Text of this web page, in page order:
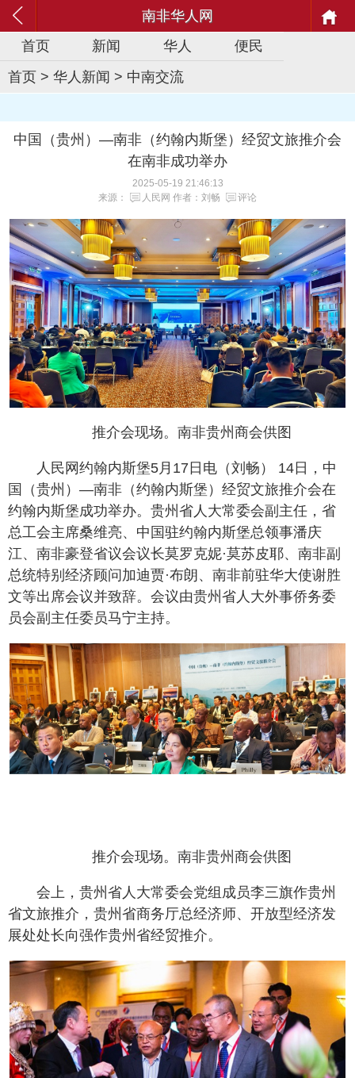
南非华人网
首页
新闻 华人
便民
首页 > 华人新闻 > 中南交流
中国（贵州）—南非（约翰内斯堡）经贸文旅推介会
在南非成功举办
2025-05-19 21:46:13
来源：
人民网 作者：刘畅 评论
推介会现场。南非贵州商会供图
人民网约翰内斯堡5月17日电（刘畅） 14日，中
国（贵州）—南非（约翰内斯堡）经贸文旅推介会在
约翰内斯堡成功举办。贵州省人大常委会副主任，省
总工会主席桑维亮、中国驻约翰内斯堡总领事潘庆
江、南非豪登省议会议长莫罗克妮·莫苏皮耶、南非副
总统特别经济顾问加迪贾·布朗、南非前驻华大使谢胜
文等出席会议并致辞。会议由贵州省人大外事侨务委
员会副主任委员马宁主持。
推介会现场。南非贵州商会供图
会上，贵州省人大常委会党组成员李三旗作贵州
省文旅推介，贵州省商务厅总经济师、开放型经济发
展处处长向强作贵州省经贸推介。